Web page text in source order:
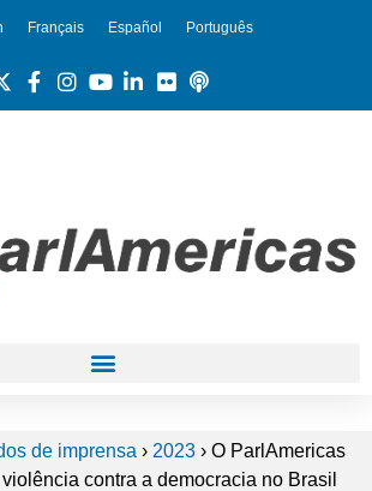
Français Español Português
de imprensa › 2023 › O ParlAmericas
contra a democracia no Brasil